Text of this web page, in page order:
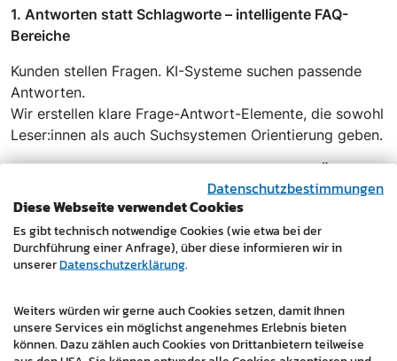
1. Antworten statt Schlagworte – intelligente FAQ-
Bereiche
Kunden stellen Fragen. KI-Systeme suchen passende
Antworten.
Wir erstellen klare Frage-Antwort-Elemente, die sowohl
Leser:innen als auch Suchsystemen Orientierung geben.
2. Klare Zusammenfassungen – für schnellen Überblick
Ob Kunde oder KI: Beide mögen kompakte
Informationen.
Wir strukturieren Ihre Leistungsseiten so, dass die
wichtigsten Punkte sofort ersichtlich sind.
3. Klare Fakten – mit Tabellen und übersichtlichen
Listen
Datenschutzbestimmungen
Diese Webseite verwendet Cookies
Es gibt technisch notwendige Cookies (wie etwa bei der
Durchführung einer Anfrage), über diese informieren wir in
unsererDatenschutzerklärung.
Weiters würden wir gerne auch Cookies setzen, damit Ihnen
unsere Services ein möglichst angenehmes Erlebnis bieten
können. Dazu zählen auch Cookies von Drittanbietern teilweise